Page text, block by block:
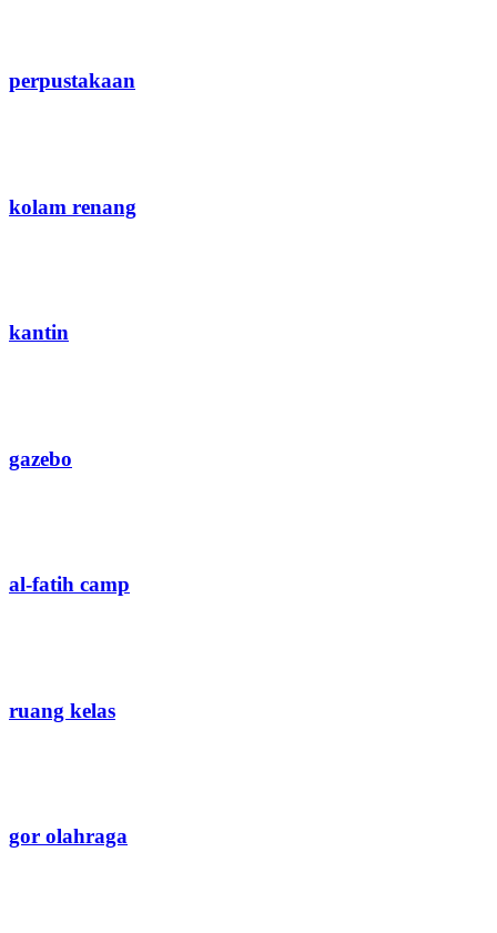
perpustakaan
kolam renang
kantin
gazebo
al-fatih camp
ruang kelas
gor olahraga